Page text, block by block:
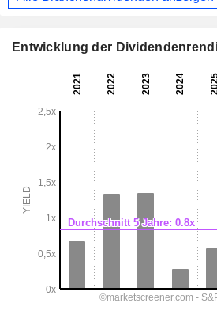
Entwicklung der